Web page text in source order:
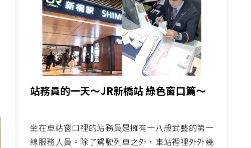
站務員的一天～JR新橋站 綠色窗口篇～
坐在車站窗口裡的站務員是擁有十八般武藝的第一
線服務人員。除了駕駛列車之外，車站裡裡外外幾